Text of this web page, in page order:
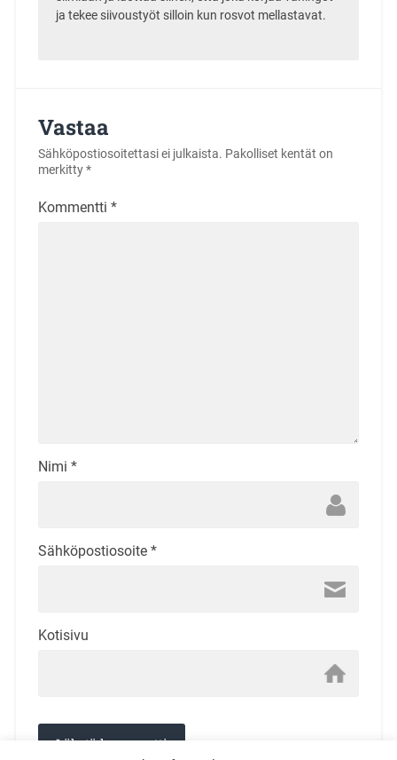
ja tekee siivoustyöt silloin kun rosvot mellastavat.
Vastaa
Sähköpostiosoitettasi ei julkaista. Pakolliset kentät on
merkitty*
Kommentti *
Nimi *
Sähköpostiosoite *
Kotisivu